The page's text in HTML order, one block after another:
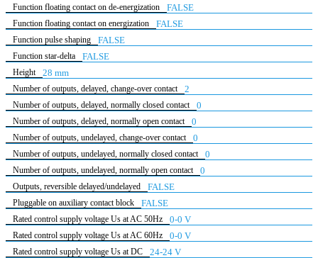
Function floating contact on de-energization FALSE
Function floating contact on energization FALSE
Function pulse shaping FALSE
Function star-delta FALSE
Height 28 mm
Number of outputs, delayed, change-over contact 2
Number of outputs, delayed, normally closed contact 0
Number of outputs, delayed, normally open contact 0
Number of outputs, undelayed, change-over contact 0
Number of outputs, undelayed, normally closed contact 0
Number of outputs, undelayed, normally open contact 0
Outputs, reversible delayed/undelayed FALSE
Pluggable on auxiliary contact block FALSE
Rated control supply voltage Us at AC 50Hz 0-0 V
Rated control supply voltage Us at AC 60Hz 0-0 V
Rated control supply voltage Us at DC 24-24 V